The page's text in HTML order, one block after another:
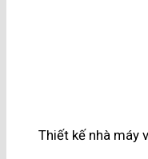
Thiết kế nhà máy